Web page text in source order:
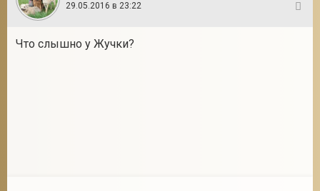
29.05.2016 в 23:22
Что слышно у Жучки?